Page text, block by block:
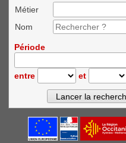
Métier
Nom
Période
entre et